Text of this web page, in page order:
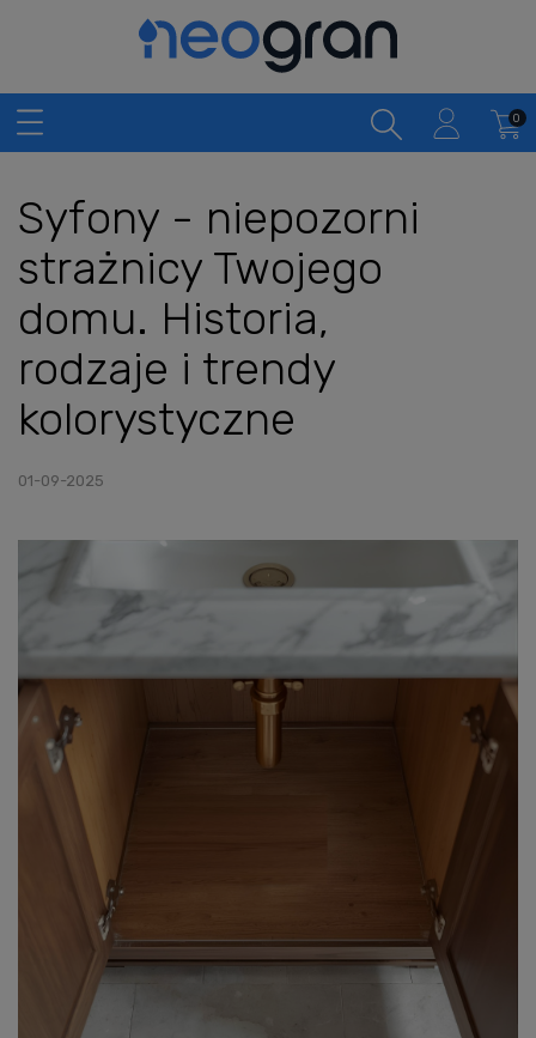
Syfony - niepozorni
strażnicy Twojego
domu. Historia,
rodzaje i trendy
kolorystyczne
01-09-2025